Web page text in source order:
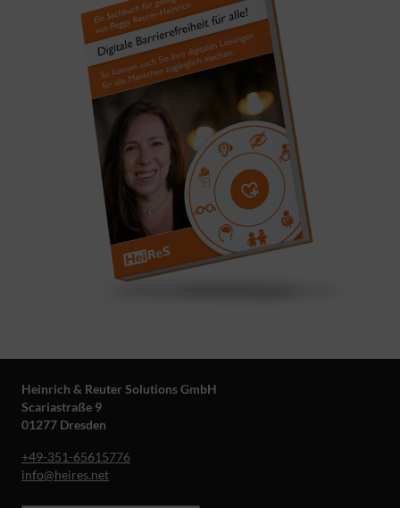
Heinrich & Reuter Solutions GmbH
Scariastraße 9
01277 Dresden
+49-351-65615776
info@heires.net